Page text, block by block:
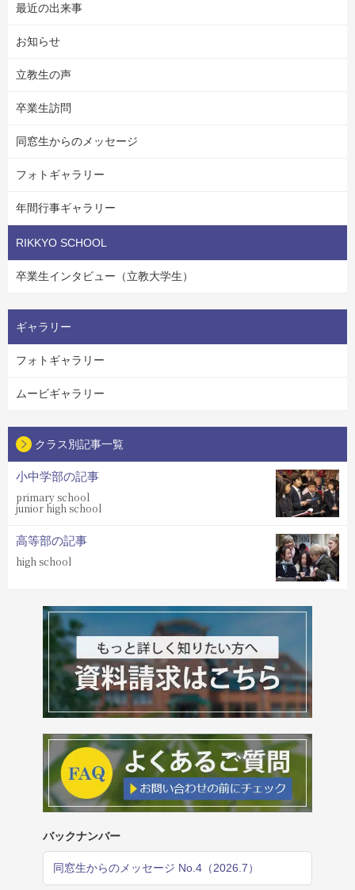
最近の出来事
お知らせ
立教生の声
卒業生訪問
同窓生からのメッセージ
フォトギャラリー
年間行事ギャラリー
RIKKYO SCHOOL
卒業生インタビュー（立教大学生）
ギャラリー
フォトギャラリー
ムービギャラリー
クラス別記事一覧
小中学部の記事
primary school
junior high school
高等部の記事
high school
バックナンバー
同窓生からのメッセージ No.4（2026.7）